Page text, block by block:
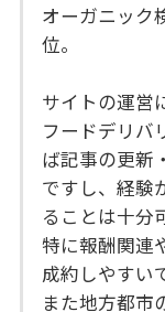
オーガニック
位。
サイトの運営
フードデリバ
ば記事の更新
ですし、経験
ることは十分
特に報酬関連
成約しやすい
また地方都市